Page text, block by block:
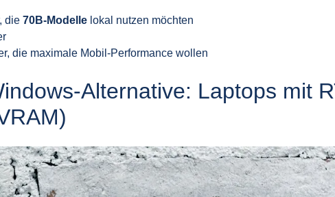
die 70B‑Modellelokal nutzen möchten
die maximale Mobil‑Performance wollen
Laptops mit